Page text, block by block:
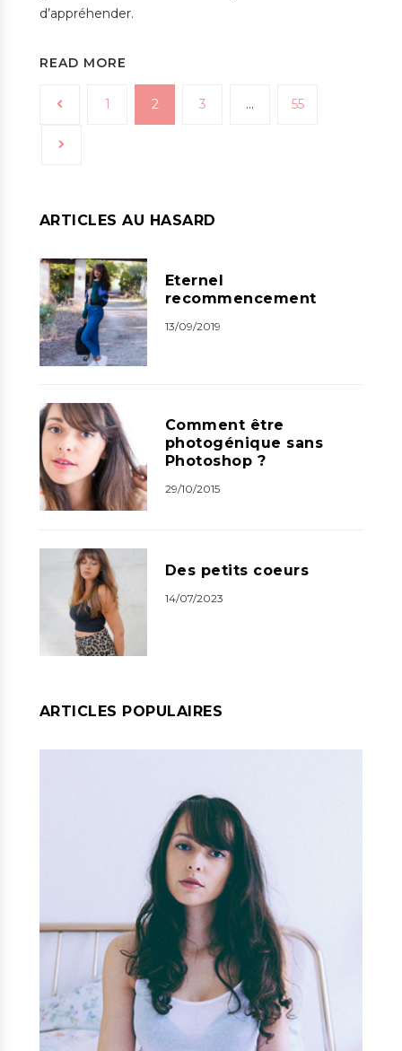
d’appréhender.
READ MORE
1 2 3 … 55
ARTICLES AU HASARD
Eternel
recommencement
13/09/2019
Comment être
photogénique sans
Photoshop ?
29/10/2015
Des petits coeurs
14/07/2023
ARTICLES POPULAIRES